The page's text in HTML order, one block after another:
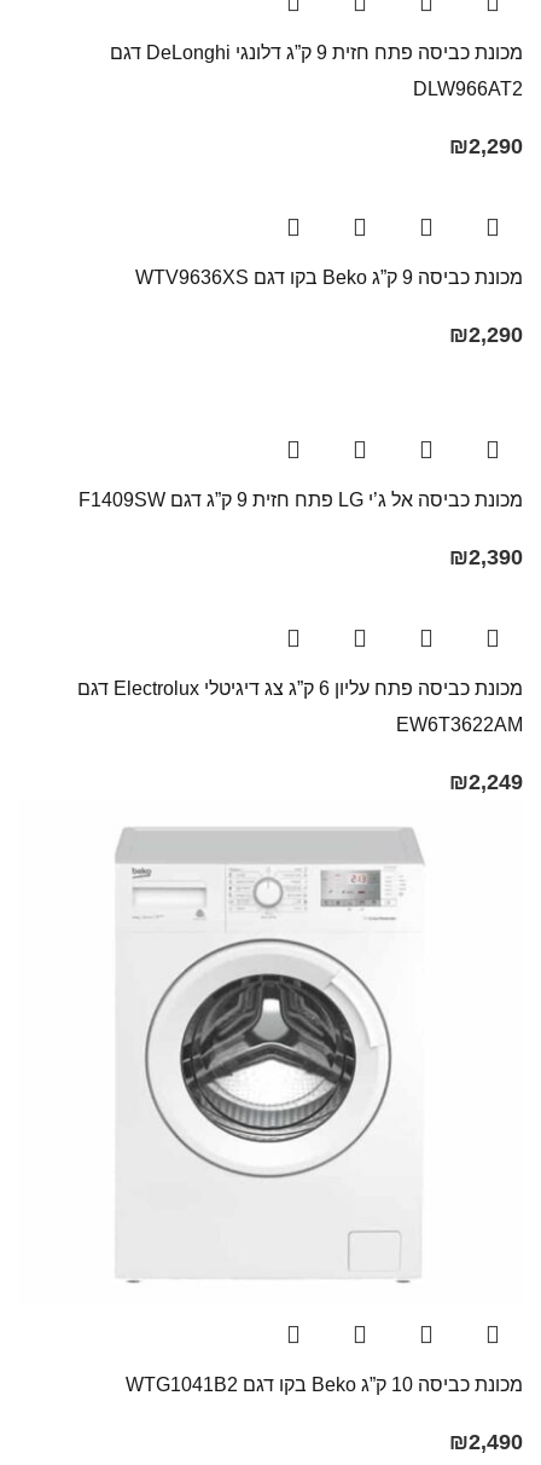
מכונת כביסה פתח חזית 9 ק”ג דלונגי DeLonghi דגם
DLW966AT2
₪2,290
מכונת כביסה 9 ק”ג Beko בקו ‏דגם WTV9636XS
₪2,290
מכונת כביסה אל ג’י LG פתח חזית 9 ק”ג דגם F1409SW
₪2,390
מכונת כביסה פתח עליון 6 ק”ג צג דיגיטלי Electrolux דגם
EW6T3622AM
₪2,249
מכונת כביסה 10 ק”ג Beko בקו ‏דגם WTG1041B2
₪2,490